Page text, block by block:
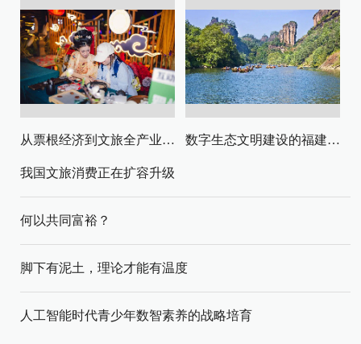
从票根经济到文旅全产业链升级 数字生态文明建设的福建路径与启示
我国文旅消费正在扩容升级
何以共同富裕？
脚下有泥土，理论才能有温度
人工智能时代青少年数智素养的战略培育